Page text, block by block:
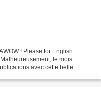
! Please for English
le mois
avec cette belle